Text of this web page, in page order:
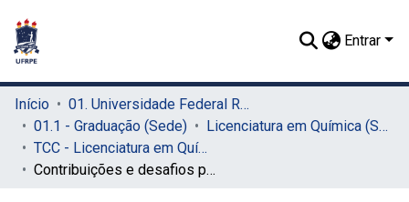
Entrar
Início
01. Universidade Federal Rural de Pernambuco - UFRPE (Sede)
01.1 - Graduação (Sede)
Licenciatura em Química (Sede)
TCC - Licenciatura em Química (Sede)
Contribuições e desafios para a alfabetização científica de licenciandos em química: uma análise a partir de suas atitudes sobre ciência, tecnologia, aprendizagem de ciências e o curso do qual fazem parte